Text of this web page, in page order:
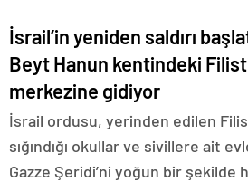
İsrail’in yeniden saldırı
Beyt Hanun kentindeki
merkezine gidiyor
İsrail ordusu, yerinden edilen
sığındığı okullar ve sivillere ait
Gazze Şeridi’ni yoğun bir şekilde